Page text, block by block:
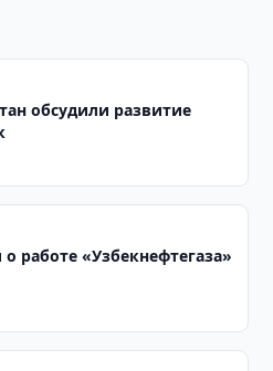
обсудили развитие
работе «Узбекнефтегаза»